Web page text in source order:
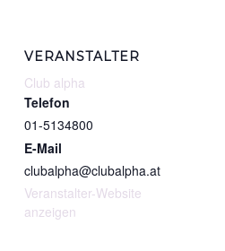
VERANSTALTER
Club alpha
Telefon
01-5134800
E-Mail
clubalpha@clubalpha.at
Veranstalter-Website
anzeigen